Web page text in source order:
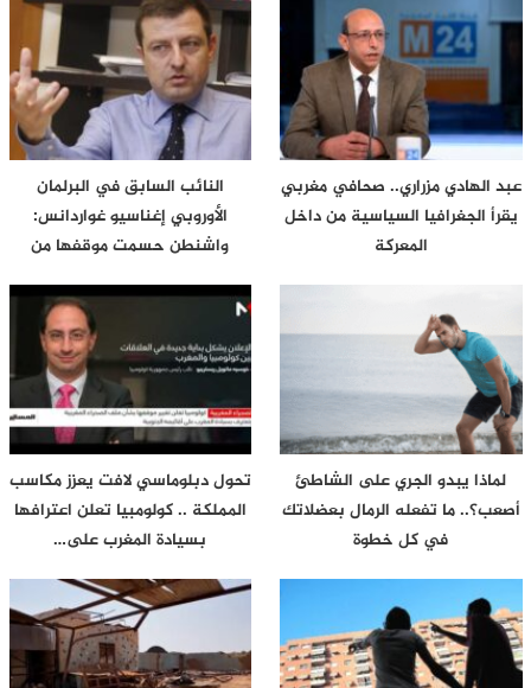
عبد الهادي مزراري.. صحافي مغربي
يقرأ الجغرافيا السياسية من داخل
المعركة
النائب السابق في البرلمان
الأوروبي إغناسيو غواردانس:
واشنطن حسمت موقفها من
لماذا يبدو الجري على الشاطئ
أصعب؟.. ما تفعله الرمال بعضلاتك
في كل خطوة
تحول دبلوماسي لافت يعزز مكاسب
المملكة .. كولومبيا تعلن اعترافها
بسيادة المغرب على…